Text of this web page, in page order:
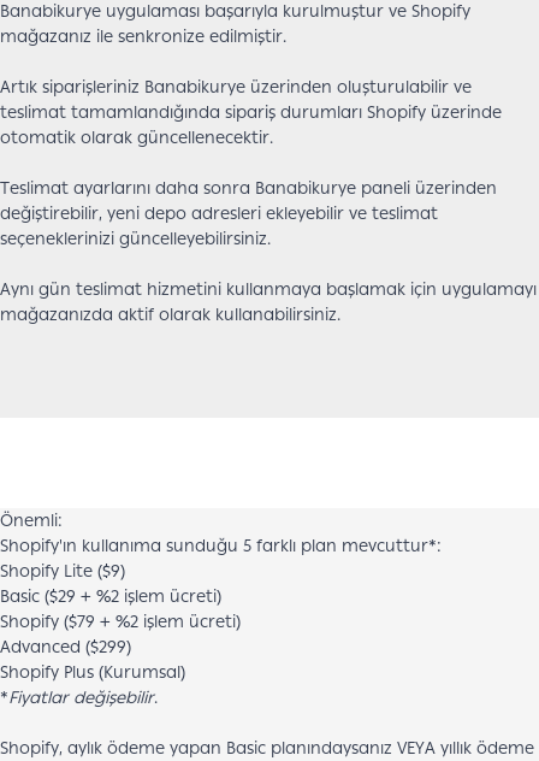
Banabikurye uygulaması başarıyla kurulmuştur ve Shopify
mağazanız ile senkronize edilmiştir.
Artık siparişleriniz Banabikurye üzerinden oluşturulabilir ve
teslimat tamamlandığında sipariş durumları Shopify üzerinde
otomatik olarak güncellenecektir.
Teslimat ayarlarını daha sonra Banabikurye paneli üzerinden
değiştirebilir, yeni depo adresleri ekleyebilir ve teslimat
seçeneklerinizi güncelleyebilirsiniz.
Aynı gün teslimat hizmetini kullanmaya başlamak için uygulamayı
mağazanızda aktif olarak kullanabilirsiniz.
Önemli:
Shopify'ın kullanıma sunduğu 5 farklı plan mevcuttur*:
Shopify Lite ($9)
Basic ($29 + %2 işlem ücreti)
Shopify ($79 + %2 işlem ücreti)
Advanced ($299)
Shopify Plus (Kurumsal)
*Fiyatlar değişebilir.
Shopify, aylık ödeme yapan Basic planındaysanız VEYA yıllık ödeme